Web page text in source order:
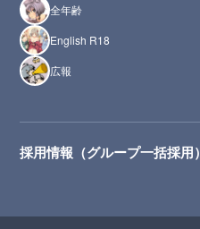
全年齢
English R18
広報
採用情報（グループ一括採用）